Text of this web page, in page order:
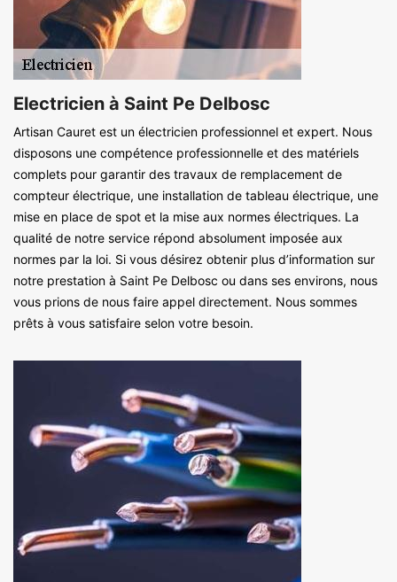
Electricien à Saint Pe Delbosc
Artisan Cauret est un électricien professionnel et expert. Nous
disposons une compétence professionnelle et des matériels
complets pour garantir des travaux de remplacement de
compteur électrique, une installation de tableau électrique, une
mise en place de spot et la mise aux normes électriques. La
qualité de notre service répond absolument imposée aux
normes par la loi. Si vous désirez obtenir plus d’information sur
notre prestation à Saint Pe Delbosc ou dans ses environs, nous
vous prions de nous faire appel directement. Nous sommes
prêts à vous satisfaire selon votre besoin.